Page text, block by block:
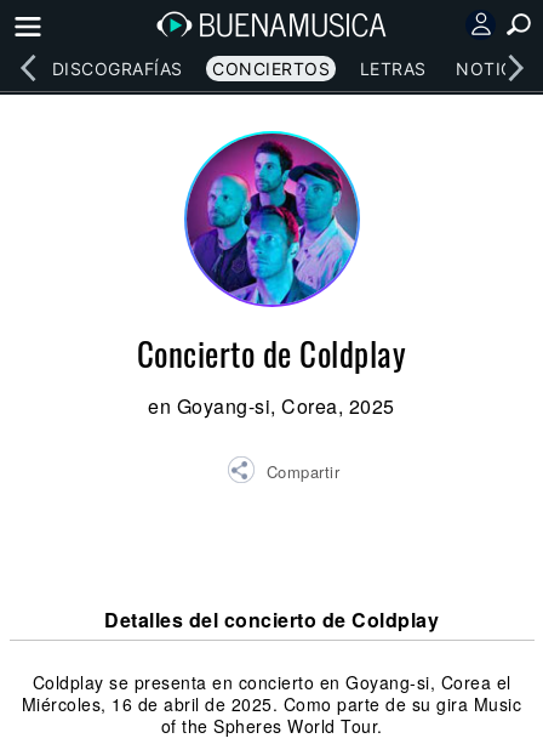
DISCOGRAFÍAS CONCIERTOS LETRAS NOTICIAS
Concierto de Coldplay
en Goyang-si, Corea, 2025
Compartir
Detalles del concierto de Coldplay
Coldplay se presenta en concierto en Goyang-si, Corea el
Miércoles, 16 de abril de 2025. Como parte de su gira Music
of the Spheres World Tour.